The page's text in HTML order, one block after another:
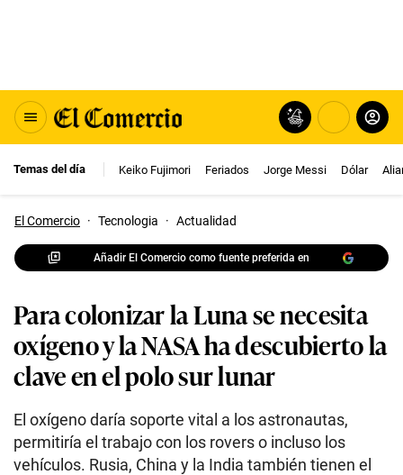
Temas del día Keiko Fujimori Feriados Jorge Messi Dólar
El Comercio · Tecnologia · Actualidad
Añadir El Comercio como fuente preferida en
Para colonizar la Luna se necesita
oxígeno y la NASA ha descubierto la
clave en el polo sur lunar
El oxígeno daría soporte vital a los astronautas,
permitiría el trabajo con los rovers o incluso los
vehículos. Rusia, China y la India también tienen el